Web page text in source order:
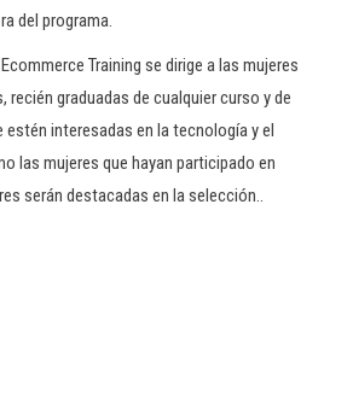
del programa.
Training se dirige a las mujeres
recién graduadas de cualquier curso y de
interesadas en la tecnología y el
las mujeres que hayan participado en
serán destacadas en la selección..